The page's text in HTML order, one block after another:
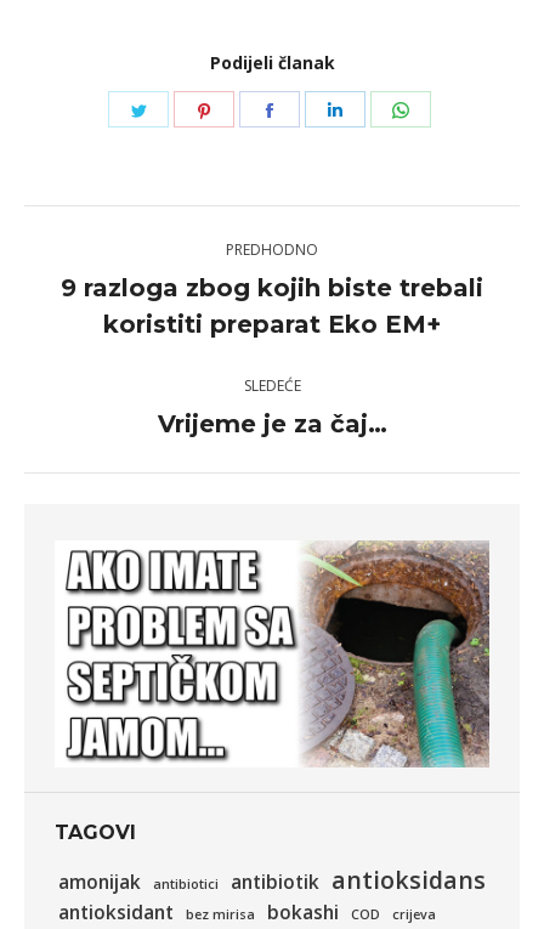
Podijeli članak
Share
Share
Share
Share
navigation
PREDHODNO
Previous
post:
9 razloga zbog kojih biste trebali
koristiti preparat Eko EM+
SLEDEĆE
Next
Vrijeme je za čaj…
TAGOVI
amonijak antibiotici antibiotik antioksidans
antioksidant bez mirisa bokashi COD
crijeva